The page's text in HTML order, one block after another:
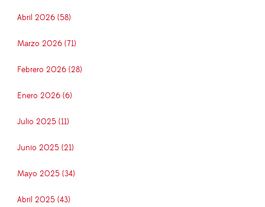
Abril 2026 (58)
Marzo 2026 (71)
Febrero 2026 (28)
Enero 2026 (6)
Julio 2025 (11)
Junio 2025 (21)
Mayo 2025 (34)
Abril 2025 (43)